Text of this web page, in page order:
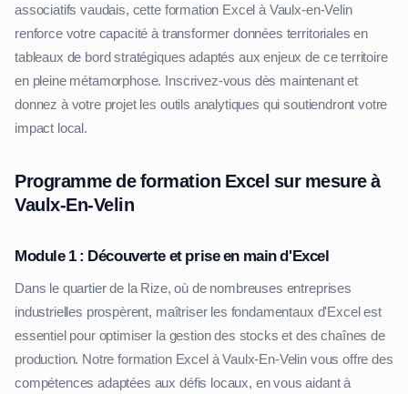
associatifs vaudais, cette formation Excel à Vaulx-en-Velin
renforce votre capacité à transformer données territoriales en
tableaux de bord stratégiques adaptés aux enjeux de ce territoire
en pleine métamorphose. Inscrivez-vous dès maintenant et
donnez à votre projet les outils analytiques qui soutiendront votre
impact local.
Programme de formation Excel sur mesure à
Vaulx-En-Velin
Module 1 : Découverte et prise en main d'Excel
Dans le quartier de la Rize, où de nombreuses entreprises
industrielles prospèrent, maîtriser les fondamentaux d'Excel est
essentiel pour optimiser la gestion des stocks et des chaînes de
production. Notre formation Excel à Vaulx-En-Velin vous offre des
compétences adaptées aux défis locaux, en vous aidant à